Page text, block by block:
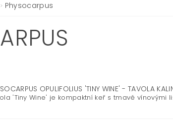
Physocarpus
OPULIFOLIUS 'TINY WINE' - TAVOLA
'Tiny Wine' je kompaktní keř s tmavě vínovými